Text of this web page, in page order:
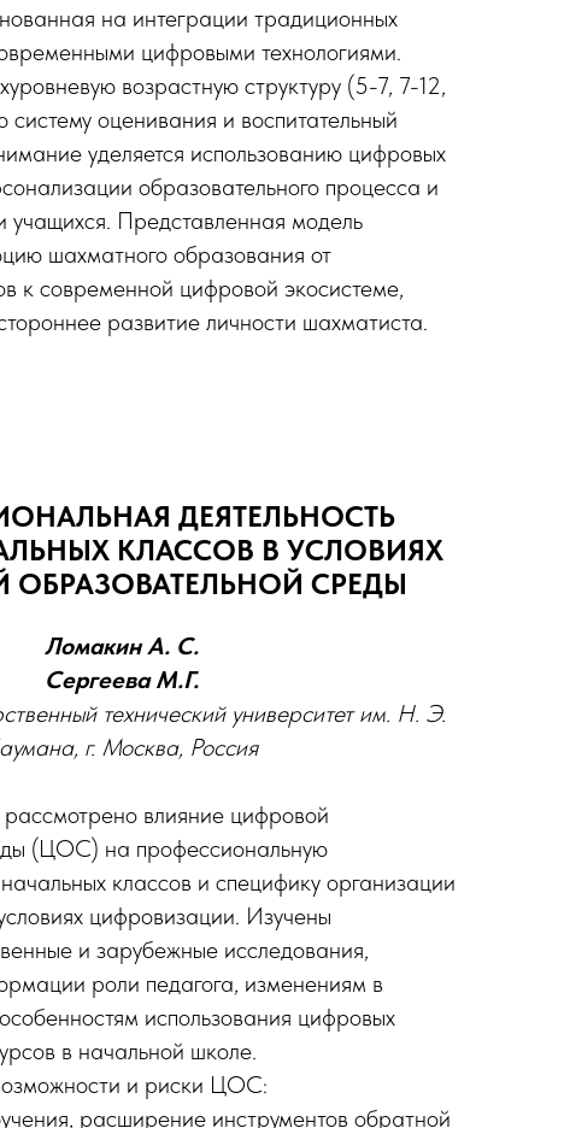
на интеграции традиционных
цифровыми технологиями.
возрастную структуру (5-7, 7-12,
систему оценивания и воспитательный
уделяется использованию цифровых
образовательного процесса и
учащихся. Представленная модель
шахматного образования от
к современной цифровой экосистеме,
развитие личности шахматиста.
ДЕЯТЕЛЬНОСТЬ
КЛАССОВ В УСЛОВИЯХ
СРЕДЫ
Ломакин А. С.
Сергеева М.Г.
технический университет им. Н. Э.
г. Москва, Россия
рассмотрено влияние цифровой
(ЦОС) на профессиональную
начальных классов и специфику организации
цифровизации. Изучены
и зарубежные исследования,
роли педагога, изменениям в
использования цифровых
в начальной школе.
и риски ЦОС:
расширение инструментов обратной